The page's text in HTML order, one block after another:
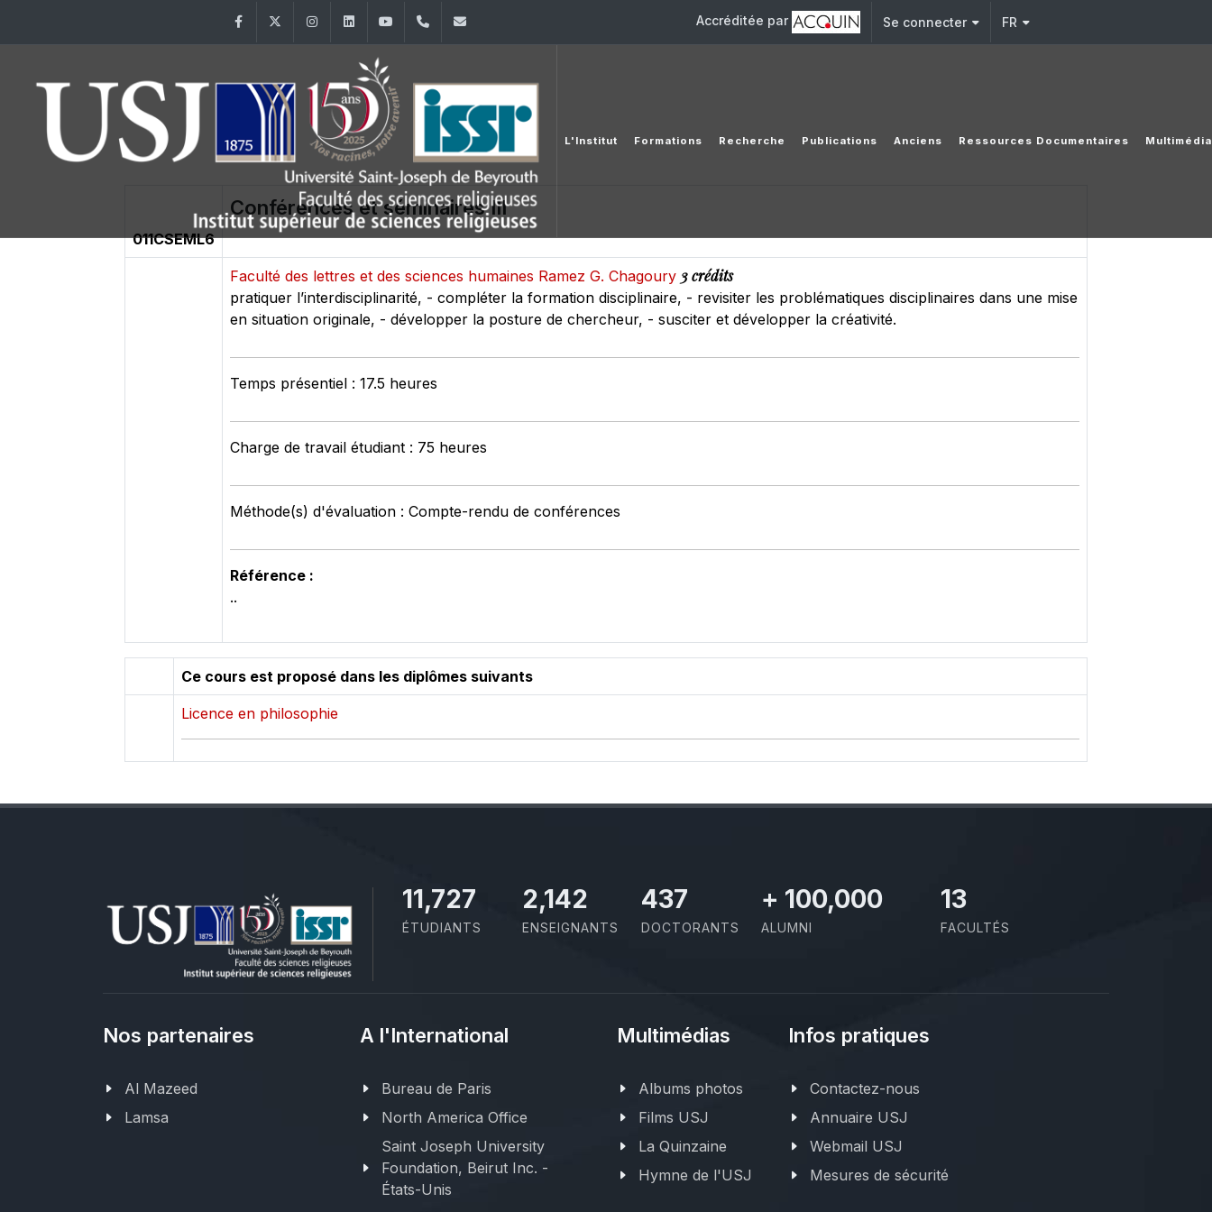
FacebookTwitter InstagramLinkedInYouTube+961 (1) 421 581 Accréditée par Se connecter FR
L'Institut Formations Recherche Publications Anciens Ressources Documentaires
011CSEML6
Conférences et séminaires III
Faculté des lettres et des sciences humaines Ramez G. Chagoury 3 crédits
pratiquer l’interdisciplinarité, - compléter la formation disciplinaire, - revisiter les problématiques disciplinaires dans une mise
en situation originale, - développer la posture de chercheur, - susciter et développer la créativité.
Temps présentiel : 17.5 heures
Charge de travail étudiant : 75 heures
Méthode(s) d'évaluation : Compte-rendu de conférences
Référence :
..
Ce cours est proposé dans les diplômes suivants
Licence en philosophie
11,727
ÉTUDIANTS
2,142
ENSEIGNANTS
437
DOCTORANTS
+ 100,000
ALUMNI
13
FACULTÉS
Nos partenaires
Al Mazeed
Lamsa
A l'International
Bureau de Paris
North America Office
Saint Joseph University
Foundation, Beirut Inc. -
États-Unis
Multimédias
Albums photos
Films USJ
La Quinzaine
Hymne de l'USJ
Infos pratiques
Contactez-nous
Annuaire USJ
Webmail USJ
Mesures de sécurité